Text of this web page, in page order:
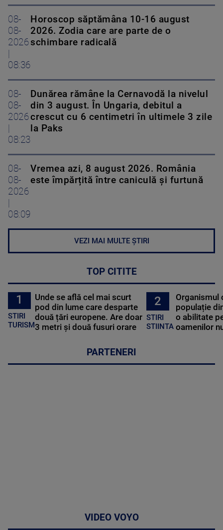
08-
08-
2026
|
08:36
Horoscop săptămâna 10-16 august
2026. Zodia care are parte de o
schimbare radicală
08-
08-
2026
|
08:23
Dunărea rămâne la Cernavodă la nivelul
din 3 august. În Ungaria, debitul a
crescut cu 6 centimetri în ultimele 3 zile
la Paks
08-
08-
2026
|
08:09
Vremea azi, 8 august 2026. România
este împărțită între caniculă și furtună
VEZI MAI MULTE ȘTIRI
TOP CITITE
1
STIRI
TURISM
Unde se află cel mai scurt
pod din lume care desparte
două țări europene. Are doar
3 metri și două fusuri orare
2
STIRI
STIINTA
Organismul
populație
o abilitate
oamenilor
PARTENERI
VIDEO VOYO